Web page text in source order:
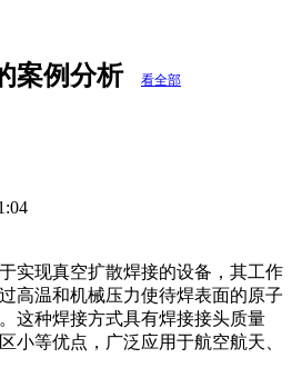
案例分析 看全部
实现真空扩散焊接的设备，其工作
高温和机械压力使待焊表面的原子
这种焊接方式具有焊接接头质量
小等优点，广泛应用于航空航天、